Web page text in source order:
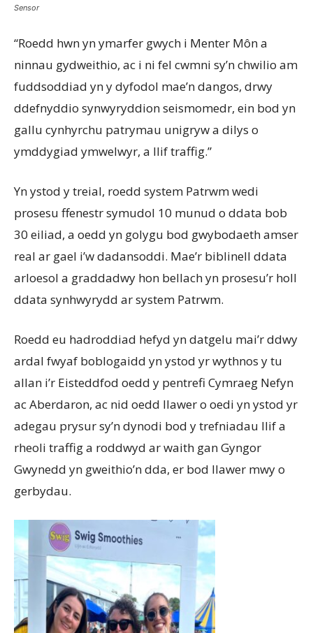
Sensor
“Roedd hwn yn ymarfer gwych i Menter Môn a
ninnau gydweithio, ac i ni fel cwmni sy’n chwilio am
fuddsoddiad yn y dyfodol mae’n dangos, drwy
ddefnyddio synwyryddion seismomedr, ein bod yn
gallu cynhyrchu patrymau unigryw a dilys o
ymddygiad ymwelwyr, a llif traffig.”
Yn ystod y treial, roedd system Patrwm wedi
prosesu ffenestr symudol 10 munud o ddata bob
30 eiliad, a oedd yn golygu bod gwybodaeth amser
real ar gael i’w dadansoddi. Mae’r biblinell ddata
arloesol a graddadwy hon bellach yn prosesu’r holl
ddata synhwyrydd ar system Patrwm.
Roedd eu hadroddiad hefyd yn datgelu mai’r ddwy
ardal fwyaf boblogaidd yn ystod yr wythnos y tu
allan i’r Eisteddfod oedd y pentrefi Cymraeg Nefyn
ac Aberdaron, ac nid oedd llawer o oedi yn ystod yr
adegau prysur sy’n dynodi bod y trefniadau llif a
rheoli traffig a roddwyd ar waith gan Gyngor
Gwynedd yn gweithio’n dda, er bod llawer mwy o
gerbydau.